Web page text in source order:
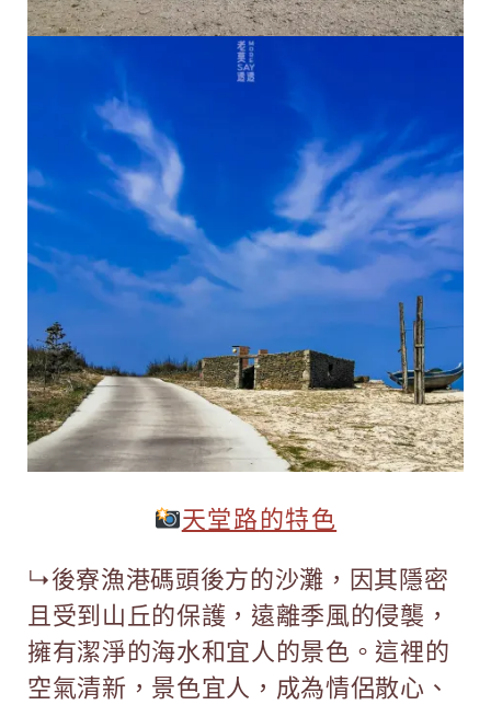
天堂路的特色
↳後寮漁港碼頭後方的沙灘，因其隱密
且受到山丘的保護，遠離季風的侵襲，
擁有潔淨的海水和宜人的景色。這裡的
空氣清新，景色宜人，成為情侶散心、